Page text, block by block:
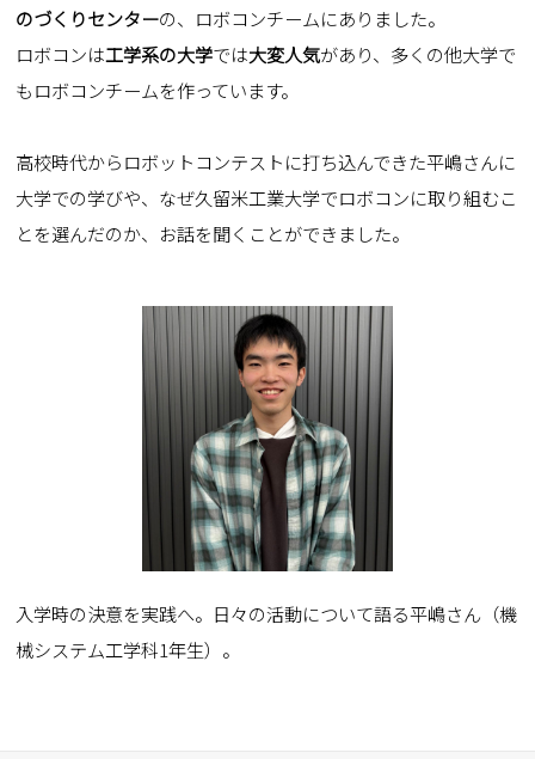
のづくりセンターの、ロボコンチームにありました。
ロボコンは工学系の大学では大変人気があり、多くの他大学で
もロボコンチームを作っています。
高校時代からロボットコンテストに打ち込んできた平嶋さんに
大学での学びや、 なぜ久留米工業大学でロボコンに取り組むこ
とを選んだのか、お話を聞くことができました。
入学時の決意を実践へ。日々の活動について語る平嶋さん（機
械システム工学科1年生）。